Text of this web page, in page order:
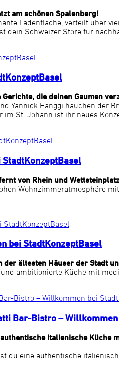
am schönen Spalenberg!
Ladenfläche, verteilt über
dein Schweizer Store für
die deinen Gaumen
Yannick Hänggi hauchen der
St. Johann ist ihr neues
StadtKonzeptBasel
von Rhein und
Wohnzimmeratmosphäre
bei StadtKonzeptBasel
der ältesten Häuser der Stadt
ambitionierte Küche mit
Bar-Bistro –
italienische
du eine authentische